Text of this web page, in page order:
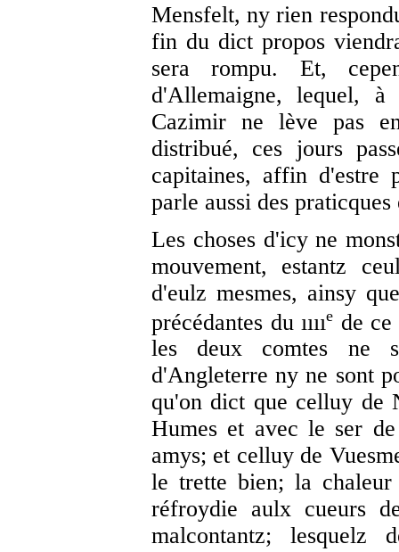
Mensfelt, ny rien
fin du dict propos
sera rompu. Et,
d'Allemaigne, lequel,
Cazimir ne lève pas
distribué, ces jours
capitaines, affin
parle aussi des
Les choses d'icy ne
mouvement, estantz
d'eulz mesmes, ainsy
précédantes du ııııe de
les deux comtes ne
d'Angleterre ny ne sont
qu'on dict que celluy de
Humes et avec le ser
amys; et celluy de
le trette bien; la chaleur
réfroydie aulx cueurs
malcontantz; lesquelz